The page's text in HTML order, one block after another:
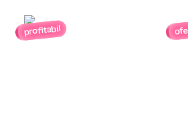
profitabil